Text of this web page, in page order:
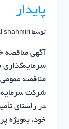
پایدار
توسط shahmiri
آگهی مناقصه
سرمایه‌گذاری
مناقصه عمومی
شرکت
در راستای
خود، به‌ویژه